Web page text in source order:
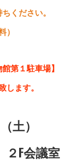
ください。
）
第１駐車場】
ます。
土）
F会議室